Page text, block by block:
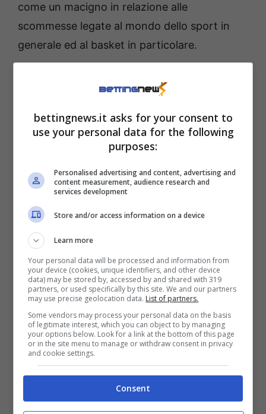
come un macigno in relazione alle
scommesse legate al mondo dello sport in
generale ed al basket in particolare.
L’integrità del gioco può essere fortemente
influenzata dalle scommesse. Pensateci: se
puoi far arricchire i tuoi amici dicendo
‘Scommettete 10.000 dollari sul mio under
. La tentazione che il proprio
rendimento, e comportamento, in campo
possano permettere a familiari, amici o
conoscenti di vincere forti somme è sempre
lì, ad un passo. Una tentazione che non
sempre, e non tutti, sono in grado di
scacciare.
“Fingo un infortunio, esco dopo tre minuti’…
e tutti si intascano qualcosa grazie a quella
partita, è sbagliatissimo. Ma alcune persone
ragionano così, soprattutto se vengono dal
nulla e hanno amici che non hanno niente”.
Parole che non nascono dal nulla ma da
bettingnews.it asks for your consent to
use your personal data for the following
purposes:
Personalised advertising and content, advertising and
content measurement, audience research and
services development
Store and/or access information on a device
Learn more
Your personal data will be processed and information from
your device (cookies, unique identifiers, and other device
data) may be stored by, accessed by and shared with 319
partners, or used specifically by this site. We and our partners
may use precise geolocation data. List of partners.
Some vendors may process your personal data on the basis
of legitimate interest, which you can object to by managing
your options below. Look for a link at the bottom of this page
or in the site menu to manage or withdraw consent in privacy
and cookie settings.
Consent